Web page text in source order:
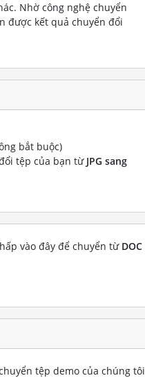
Nhờ công nghệ chuyển
được kết quả chuyển đổi
bắt buộc)
tệp của bạn từ JPG sang
vào đây để chuyển từ DOC
tệp demo của chúng tôi